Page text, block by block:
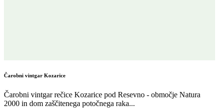
Čarobni vintgar Kozarice
Čarobni vintgar rečice Kozarice pod Resevno - območje Natura
2000 in dom zaščitenega potočnega raka...